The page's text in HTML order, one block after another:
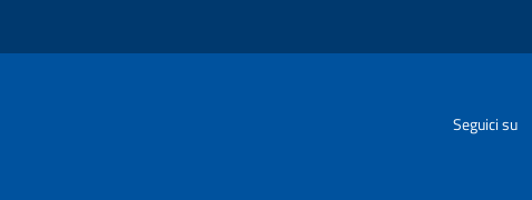
Seguici su